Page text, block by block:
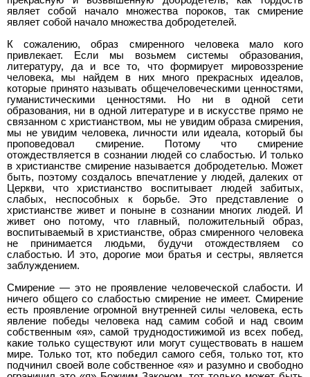
являет собой начало множества пороков, так смирение
являет собой начало множества добродетелей.
К сожалению, образ смиренного человека мало кого
привлекает. Если мы возьмем системы образования,
литературу, да и все то, что формирует мировоззрение
человека, мы найдем в них много прекрасных идеалов,
которые принято называть общечеловеческими ценностями,
гуманистическими ценностями. Но ни в одной сети
образования, ни в одной литературе и в искусстве прямо не
связанном с христианством, мы не увидим образа смирения,
мы не увидим человека, личности или идеала, который бы
проповедовал смирение. Потому что смирение
отождествляется в сознании людей со слабостью. И только
в христианстве смирение называется добродетелью. Может
быть, поэтому создалось впечатление у людей, далеких от
Церкви, что христианство воспитывает людей забитых,
слабых, неспособных к борьбе. Это представление о
христианстве живет и поныне в сознании многих людей. И
живет оно потому, что главный, положительный образ,
воспитываемый в христианстве, образ смиренного человека
не принимается людьми, будучи отождествляем со
слабостью. И это, дорогие мои братья и сестры, является
заблуждением.
Смирение — это не проявление человеческой слабости. И
ничего общего со слабостью смирение не имеет. Смирение
есть проявление огромной внутренней силы человека, есть
явление победы человека над самим собой и над своим
собственным «я», самой труднодостижимой из всех побед,
какие только существуют или могут существовать в нашем
мире. Только тот, кто победил самого себя, только тот, кто
подчинил своей воле собственное «я» и разумно и свободно